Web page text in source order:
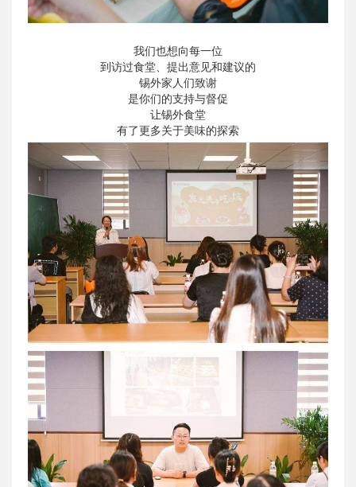
我们也想向每一位
到访过食堂、提出意见和建议的
锡外家人们致谢
是你们的支持与督促
让锡外食堂
有了更多关于美味的探索